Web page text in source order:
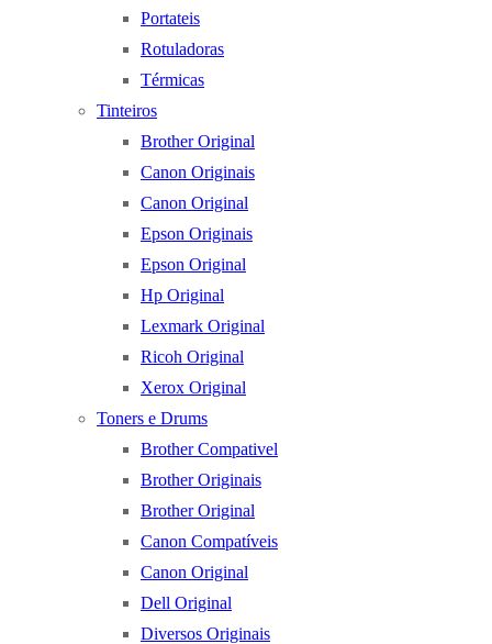
Portateis
Rotuladoras
Térmicas
Tinteiros
Brother Original
Canon Originais
Canon Original
Epson Originais
Epson Original
Hp Original
Lexmark Original
Ricoh Original
Xerox Original
Toners e Drums
Brother Compativel
Brother Originais
Brother Original
Canon Compatíveis
Canon Original
Dell Original
Diversos Originais